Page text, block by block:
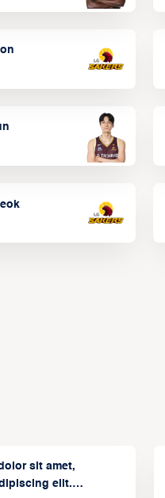
sit amet,
elit.